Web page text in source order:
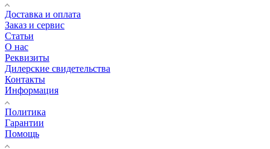
Доставка и оплата
Заказ и сервис
Статьи
О нас
Реквизиты
Дилерские свидетельства
Контакты
Информация
Политика
Гарантии
Помощь